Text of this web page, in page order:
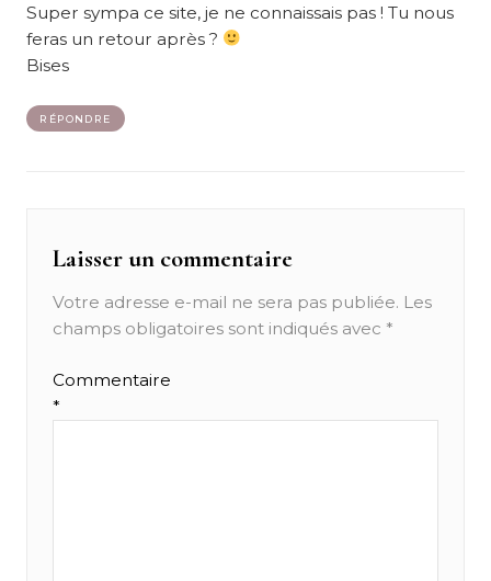
Super sympa ce site, je ne connaissais pas ! Tu nous
feras un retour après ?
Bises
RÉPONDRE
Laisser un commentaire
Votre adresse e-mail ne sera pas publiée. Les
champs obligatoires sont indiqués avec *
Commentaire
*